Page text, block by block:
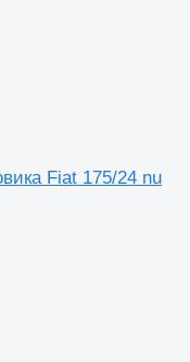
Fiat 175/24 nu